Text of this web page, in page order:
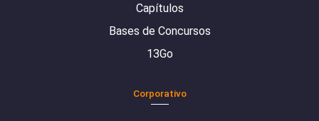
Capítulos
Bases de Concursos
13Go
Corporativo